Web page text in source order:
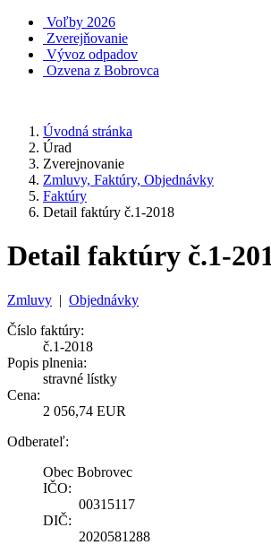
Voľby 2026
Zverejňovanie
Vývoz odpadov
Ozvena z Bobrovca
Úvodná stránka
Úrad
Zverejnovanie
Zmluvy, Faktúry, Objednávky
Faktúry
Detail faktúry č.1-2018
Detail faktúry č.1-
Zmluvy | Objednávky
Číslo faktúry:
č.1-2018
Popis plnenia:
stravné lístky
Cena:
2 056,74 EUR
Odberateľ:
Obec Bobrovec
IČO:
00315117
DIČ:
2020581288